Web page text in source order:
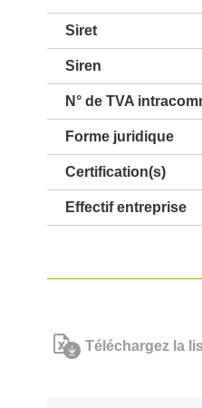
Siret
Siren
N° de TVA
Forme juridique
Certification(s)
Effectif entreprise
Téléchargez la